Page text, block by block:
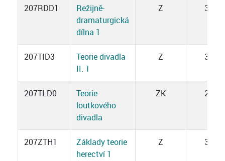
207RDD1
Režijně-
dramaturgická
dílna 1
Z 3
207TID3
Teorie divadla
II. 1
Z 3
207TLD0
Teorie
loutkového
divadla
ZK 2
207ZTH1
Základy teorie
herectví 1
Z 3